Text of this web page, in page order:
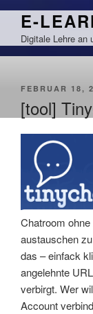
Zum
springen
E-
Digitale Lehre an
FEBRUAR 18,
[tool]
Chatroom
austauschen
das – einfack
angelehnte
verbirgt. Wer
Account